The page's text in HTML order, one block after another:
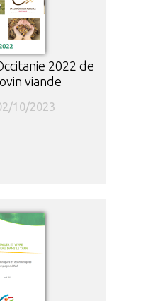
2022 de
viande
10/2023